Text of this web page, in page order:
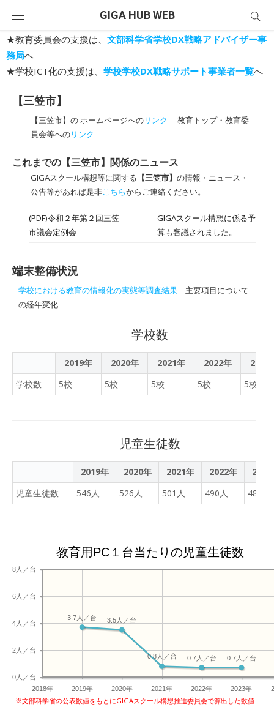
content
GIGA HUB WEB
★教育委員会の支援は、 文部科学省学校DX戦略アドバイザー事
務局へ
★学校ICT化の支援は、 学校学校DX戦略サポート事業者一覧へ
【三笠市】
【三笠市】の ホームページへのリンク
教育トップ・教育委
員会等へのリンク
これまでの【三笠市】関係のニュース
GIGAスクール構想等に関する 【三笠市】 の情報・ニュース・
公告等があれば是非こちらからご連絡ください。
(PDF)令和２年第２回三笠
市議会定例会
GIGAスクール構想に係る予
算も審議されました。
端末整備状況
学校における教育の情報化の実態等調査結果 主要項目について
の経年変化
学校数
2019年 2020年 2021年 2022年
2023
学校数
5校 5校 5校 5校 5校
児童生徒数
2019年 2020年 2021年 2022年
2023
児童生徒数
546人 526人 501人 490人 481人
教育用PC１台当たりの児童生徒数
2018年 2019年 2020年 2021年 2022年 2023年
0人／台
2人／台
4人／台
6人／台
8人／台
0.7人／台
0.7人／台
0.8人／台
3.5人／台
3.7人／台
※文部科学省の公表数値をもとにGIGAスクール構想推進委員会で算出した数値